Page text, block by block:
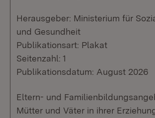
Herausgeber: Ministerium für
und Gesundheit
Publikationsart: Plakat
Seitenzahl: 1
Publikationsdatum: August 2026
Eltern- und
Mütter und Väter in ihrer